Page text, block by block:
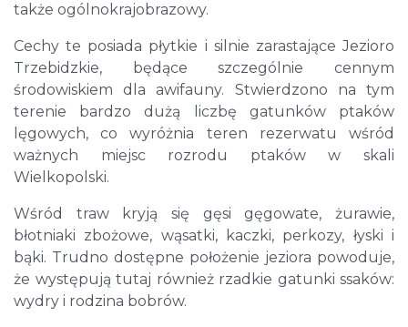
także ogólnokrajobrazowy.
Cechy te posiada płytkie i silnie zarastające Jezioro
Trzebidzkie, będące szczególnie cennym
środowiskiem dla awifauny. Stwierdzono na tym
terenie bardzo dużą liczbę gatunków ptaków
lęgowych, co wyróżnia teren rezerwatu wśród
ważnych miejsc rozrodu ptaków w skali
Wielkopolski.
Wśród traw kryją się gęsi gęgowate, żurawie,
błotniaki zbożowe, wąsatki, kaczki, perkozy, łyski i
bąki. Trudno dostępne położenie jeziora powoduje,
że występują tutaj również rzadkie gatunki ssaków:
wydry i rodzina bobrów.